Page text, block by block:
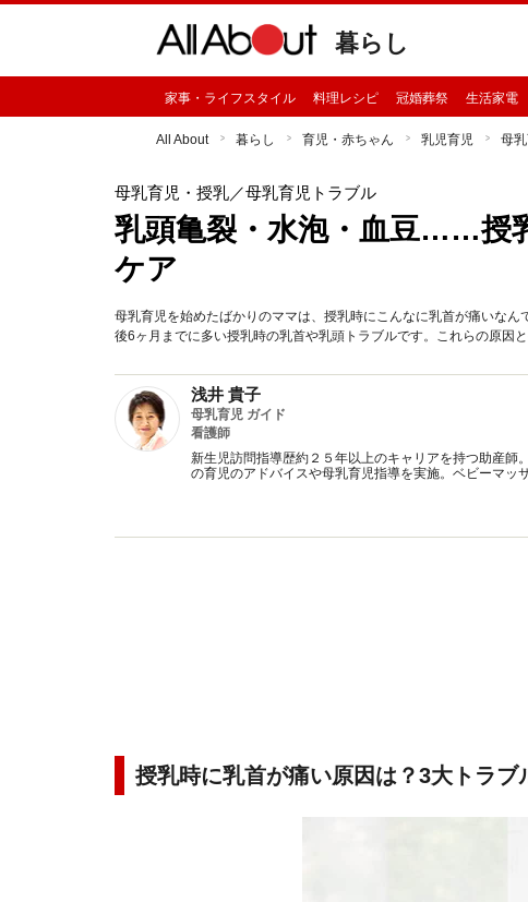
暮らし
家事・ライフスタイル 料理レシピ 冠婚葬祭 生活家電
All About 暮らし 育児・赤ちゃん 乳児育児 母
母乳育児・授乳／母乳育児トラブル
乳頭亀裂・水泡・血豆……授
ケア
母乳育児を始めたばかりのママは、授乳時にこんなに乳首が痛いな
後6ヶ月までに多い授乳時の乳首や乳頭トラブルです。これらの原因
浅井 貴子
母乳育児 ガイド
看護師
新生児訪問指導歴約２５年以上のキャリアを持つ助産
の育児のアドバイスや母乳育児指導を実施。ベビーマッ
授乳時に乳首が痛い原因は？3大トラブ